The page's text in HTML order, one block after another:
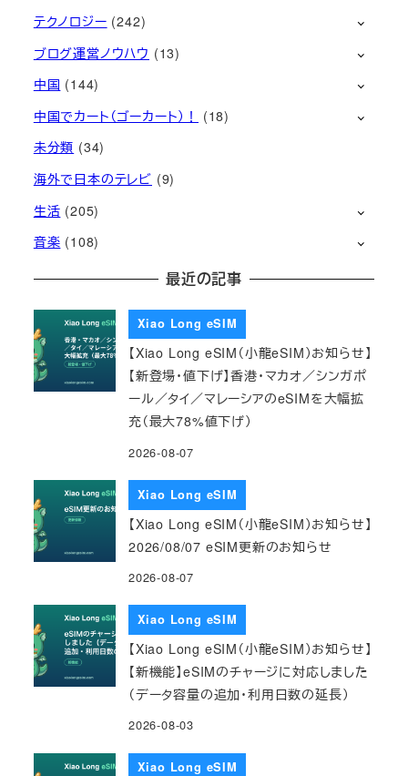
テクノロジー (242)
ブログ運営ノウハウ (13)
中国 (144)
中国でカート（ゴーカート）！
(18)
未分類 (34)
海外で日本のテレビ (9)
生活 (205)
音楽 (108)
最近の記事
Xiao Long eSIM
【Xiao Long eSIM（小龍eSIM）お知らせ】
【新登場・値下げ】香港・マカオ／シンガポ
ール／タイ／マレーシアのeSIMを大幅拡
充（最大78%値下げ）
2026-08-07
Xiao Long eSIM
【Xiao Long eSIM（小龍eSIM）お知らせ】
2026/08/07 eSIM更新のお知らせ
2026-08-07
Xiao Long eSIM
【Xiao Long eSIM（小龍eSIM）お知らせ】
【新機能】eSIMのチャージに対応しました
（データ容量の追加・利用日数の延長）
2026-08-03
Xiao Long eSIM